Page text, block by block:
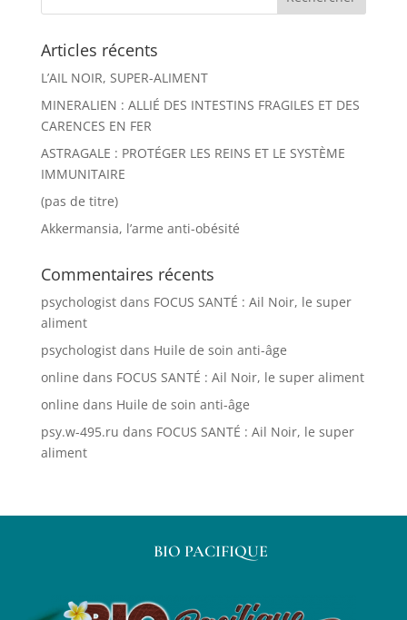
Articles récents
L’AIL NOIR, SUPER-ALIMENT
MINERALIEN : ALLIÉ DES INTESTINS FRAGILES ET DES
CARENCES EN FER
ASTRAGALE : PROTÉGER LES REINS ET LE SYSTÈME
IMMUNITAIRE
(pas de titre)
Akkermansia, l’arme anti-obésité
Commentaires récents
psychologistdans FOCUS SANTÉ : Ail Noir, le super
aliment
psychologistdans Huile de soin anti-âge
online dans FOCUS SANTÉ : Ail Noir, le super aliment
online dans Huile de soin anti-âge
psy.w-495.ru dans FOCUS SANTÉ : Ail Noir, le super
aliment
BIO PACIFIQUE